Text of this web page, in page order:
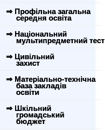
⇒ Профільна загальна
середня освіта
⇒ Національний
мультипредметний тест
⇒ Цивільний
захист
⇒ Матеріально-технічна
база закладів
освіти
⇒ Шкільний
громадський
бюджет